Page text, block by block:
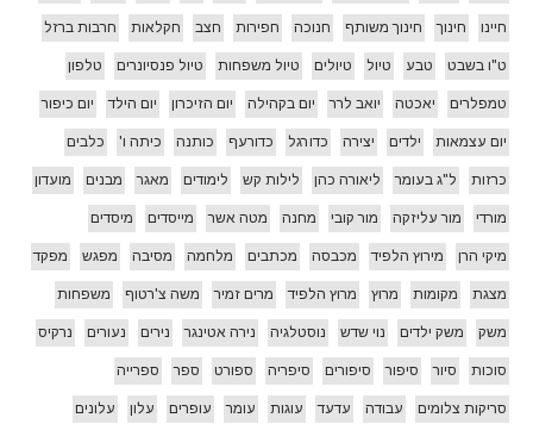
חיינו חינוך חינוך משותף חנוכה חפירות חצב חקלאות חרבות ברזל
ט"ו בשבט טבע טיול טיולים טיול משפחות טיול פנסיונרים טלפון
טמפלרים יאכטה יואב לרר יום בקהילה יום הזיכרון יום הילד יום כיפור
יום עצמאות ילדים יצירה כדורגל כדורעף כותנה כיתה ו' כלבים
כרזות ל"ג בעומר ליאורה כהן לילות קש לימודים מאגר מבנים מועדון
מורדי מור עליזקה מור קובי מחנה מטה אשר מייסדים מיסדים
מיקי הרן מירוץ הלפיד מכבסה מכתבים מלחמה מסיבה מפגש מפקד
מצגת מקומות מרוץ מרוץ הלפיד מרים זמיר משה צ'רטוף משפחות
משק משק ילדים נוי שדש נוסטלגיה נירה אטינגר נירים נעורים נרקיס
סוכות סיור סיפור סיפורים סיפריה ספורט ספר ספרייה
סריקות צלומים עבודה עדעד עוגות עומר עופרים עלון עלונים